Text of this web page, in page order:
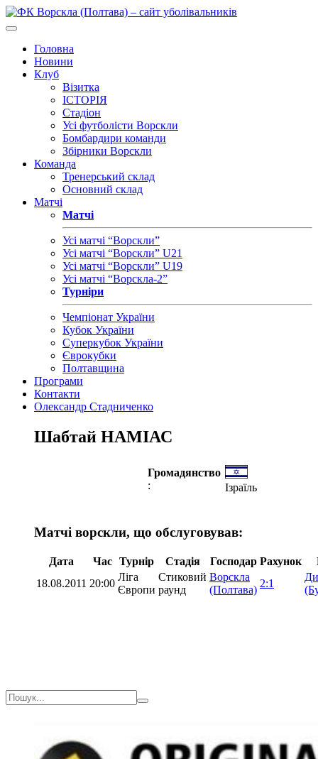
Головна
Новини
Клуб
Візитка
ІСТОРІЯ
Стадіон
Усі футболісти Ворскли
Бомбардири команди
Збірники Ворскли
Команда
Тренерський склад
Основний склад
Матчі
Матчі
Усі матчі “Ворскли”
Усі матчі “Ворскли” U21
Усі матчі “Ворскли” U19
Усі матчі “Ворскла-2”
Турніри
Чемпіонат України
Кубок України
Суперкубок України
Єврокубки
Полтавщина
Програми
Контакти
Олександр Стадниченко
Шабтай НАМІАС
Громадянство
:
Ізраїль
Матчі ворскли, що обслуговував:
Дата Час Турнір Стадія Господар Рахунок
18.08.2011 20:00
Ліга
Європи
Стиковий
раунд
Ворскла
(Полтава)
2:1